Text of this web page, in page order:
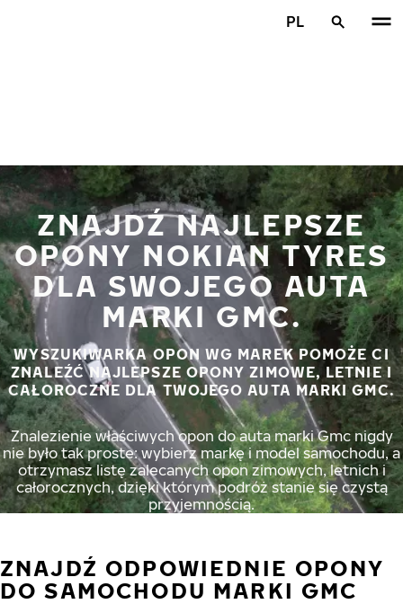
PL
ZNAJDŹ NAJLEPSZE
OPONY NOKIAN TYRES
DLA SWOJEGO AUTA
MARKI GMC.
WYSZUKIWARKA OPON WG MAREK POMOŻE CI
ZNALEŹĆ NAJLEPSZE OPONY ZIMOWE, LETNIE I
CAŁOROCZNE DLA TWOJEGO AUTA MARKI GMC.
Znalezienie właściwych opon do auta marki Gmc nigdy
nie było tak proste: wybierz markę i model samochodu, a
otrzymasz listę zalecanych opon zimowych, letnich i
całorocznych, dzięki którym podróż stanie się czystą
przyjemnością.
ZNAJDŹ ODPOWIEDNIE OPONY
DO SAMOCHODU MARKI GMC